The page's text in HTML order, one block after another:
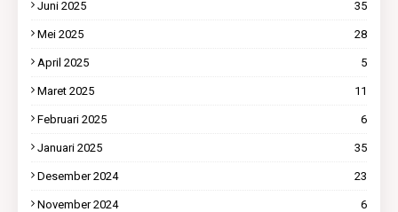
Juni 2025 35
Mei 2025 28
April 2025 5
Maret 2025 11
Februari 2025 6
Januari 2025 35
Desember 2024 23
November 2024 6